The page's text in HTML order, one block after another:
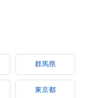
群馬県
東京都